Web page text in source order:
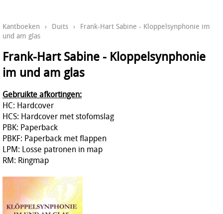
Kantboeken › Duits › Frank-Hart Sabine - Kloppelsynphonie im
und am glas
Frank-Hart Sabine - Kloppelsynphonie
im und am glas
Gebruikte afkortingen:
HC: Hardcover
HCS: Hardcover met stofomslag
PBK: Paperback
PBKF: Paperback met flappen
LPM: Losse patronen in map
RM: Ringmap